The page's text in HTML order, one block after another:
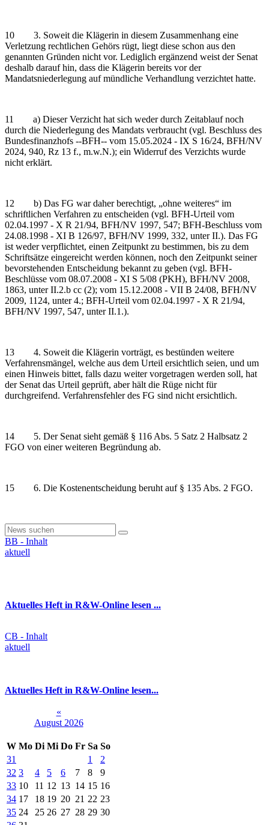
10 3. Soweit die Klägerin in diesem Zusammenhang eine
Verletzung rechtlichen Gehörs rügt, liegt diese schon aus den
genannten Gründen nicht vor. Lediglich ergänzend weist der Senat
deshalb darauf hin, dass die Klägerin bereits vor der
Mandatsniederlegung auf mündliche Verhandlung verzichtet hatte.
11 a) Dieser Verzicht hat sich weder durch Zeitablauf noch
durch die Niederlegung des Mandats verbraucht (vgl. Beschluss des
Bundesfinanzhofs ‑‑BFH‑‑ vom 15.05.2024 - IX S 16/24, BFH/NV
2024, 940, Rz 13 f., m.w.N.); ein Widerruf des Verzichts wurde
nicht erklärt.
12 b) Das FG war daher berechtigt, „ohne weiteres“ im
schriftlichen Verfahren zu entscheiden (vgl. BFH-Urteil vom
02.04.1997 - X R 21/94, BFH/NV 1997, 547; BFH-Beschluss vom
24.08.1998 - XI B 126/97, BFH/NV 1999, 332, unter II.). Das FG
ist weder verpflichtet, einen Zeitpunkt zu bestimmen, bis zu dem
Schriftsätze eingereicht werden können, noch den Zeitpunkt seiner
bevorstehenden Entscheidung bekannt zu geben (vgl. BFH-
Beschlüsse vom 08.07.2008 - XI S 5/08 (PKH), BFH/NV 2008,
1863, unter II.2.b cc (2); vom 15.12.2008 - VII B 24/08, BFH/NV
2009, 1124, unter 4.; BFH-Urteil vom 02.04.1997 - X R 21/94,
BFH/NV 1997, 547, unter II.1.).
13 4. Soweit die Klägerin vorträgt, es bestünden weitere
Verfahrensmängel, welche aus dem Urteil ersichtlich seien, und um
einen Hinweis bittet, falls dazu weiter vorgetragen werden soll, hat
der Senat das Urteil geprüft, aber hält die Rüge nicht für
durchgreifend. Verfahrensfehler des FG sind nicht ersichtlich.
14 5. Der Senat sieht gemäß § 116 Abs. 5 Satz 2 Halbsatz 2
FGO von einer weiteren Begründung ab.
15 6. Die Kostenentscheidung beruht auf § 135 Abs. 2 FGO.
BB - Inhalt
aktuell
Aktuelles Heft in R&W-Online lesen ...
CB - Inhalt
aktuell
Aktuelles Heft in R&W-Online lesen...
«
August 2026
W Mo Di Mi Do Fr Sa So
31
1
2
32 3 4 5 6 7 8
9
33 10 11 12 13 14 15 16
34 17 18 19 20 21 22 23
35 24 25 26 27 28 29 30